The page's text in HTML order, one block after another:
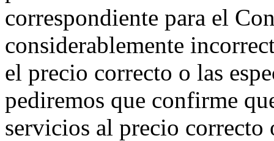
correspondiente para el
considerablemente
el precio correcto o las
pediremos que confirme
servicios al precio correcto